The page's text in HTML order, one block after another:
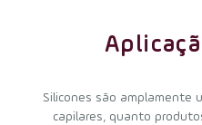
Silicones são amplamente
capilares, quanto